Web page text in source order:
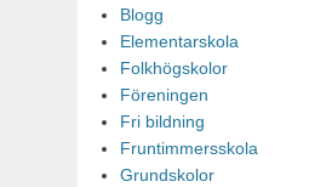
Blogg
Elementarskola
Folkhögskolor
Föreningen
Fri bildning
Fruntimmersskola
Grundskolor